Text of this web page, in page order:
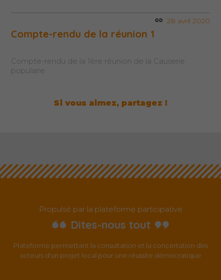
28 avril 2020
Compte-rendu de la réunion 1
Compte-rendu de la 1ère réunion de la Causerie
populaire
Si vous aimez, partagez !
Propulsé par la plateforme participative
Dites-nous tout
Plateforme permettant la consultation et la concertation des
acteurs d'un projet local pour une réussite démocratique